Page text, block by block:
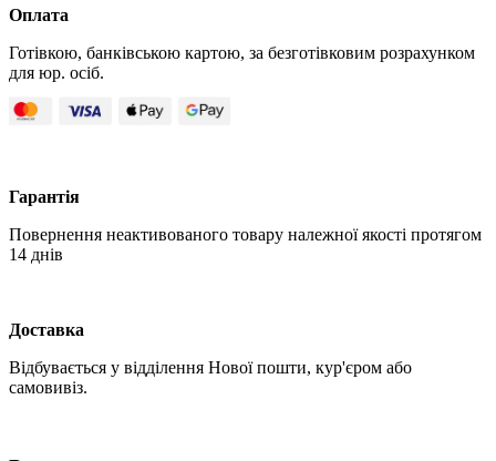
Оплата
Готівкою, банківською картою, за безготівковим розрахунком
для юр. осіб.
Гарантія
Повернення неактивованого товару належної якості протягом
14 днів
Доставка
Відбувається у відділення Нової пошти, кур'єром або
самовивіз.